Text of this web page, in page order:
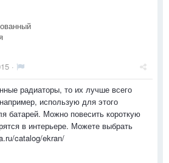
·
радиаторы, то их лучше всего
использую для этого
батарей. Можно повесить короткую
в интерьере. Можете выбрать
catalog/ekran/